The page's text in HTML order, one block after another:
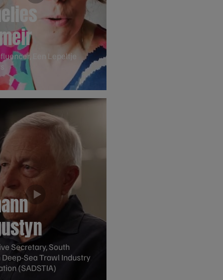
Een Lepeltje
Secretary, South
Sea Trawl Industry
(SADSTIA)